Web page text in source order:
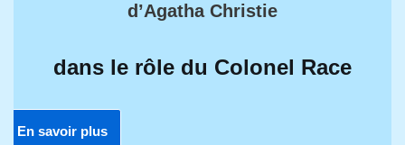
d’Agatha Christie
dans le rôle du Colonel Race
En savoir plus